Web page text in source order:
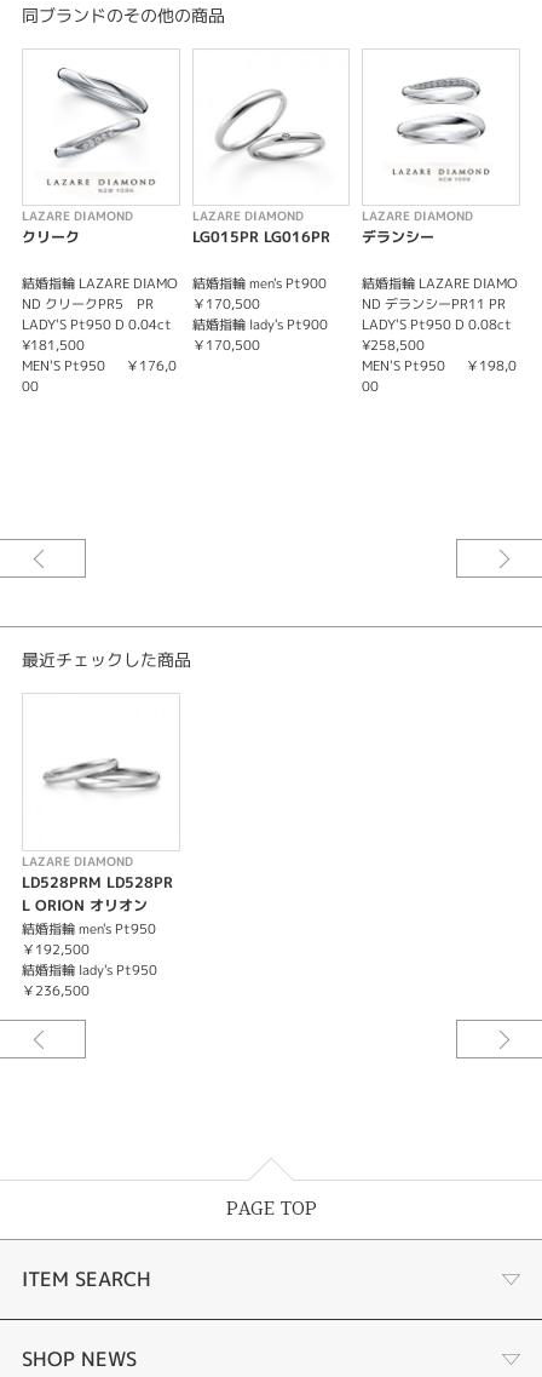
LAZARE DIAMOND LD528PRM LD528PRL ORION オリオン
リングの側面にダイヤモンドが贅沢にあしらわれており、立体感のあるデザ
インはカジュアルでもフォーマルなシーンでも着けこなせそうなデザインで
す。
冬の大三角形の一角を担うオリオン座は、冬のダイヤモンドの一角も担って
います。
指なじみのいい流線形で、サイドメレは七つの星で構成されるオリオンを彷
彿とするデザインです。
The World's Most Beautiful Diamond.®️
での美しいきらめきを叶えます。
同ブランドのその他の商品
LAZARE DIAMOND
クリーク
結婚指輪 LAZARE DIAMO
ND クリークPR5 PR
LADY'S Pt950 D 0.04ct
¥181,500
MEN'S Pt950 ￥176,0
00
LAZARE DIAMOND
LG015PR LG016PR
結婚指輪 men's Pt900
￥170,500
結婚指輪 lady's Pt900
￥170,500
LAZARE DIAMOND
デランシー
結婚指輪 LAZARE DIAMO
ND デランシーPR11 PR
LADY'S Pt950 D 0.08ct
¥258,500
MEN'S Pt950 ￥198,0
00
最近チェックした商品
LAZARE DIAMOND
LD528PRM LD528PR
L ORION オリオン
結婚指輪 men's Pt950
￥192,500
結婚指輪 lady's Pt950
￥236,500
PAGE TOP
ITEM SEARCH
婚約指輪
SHOP NEWS